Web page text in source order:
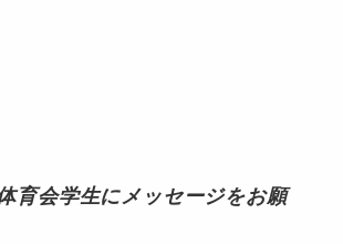
育会学生にメッセージをお願